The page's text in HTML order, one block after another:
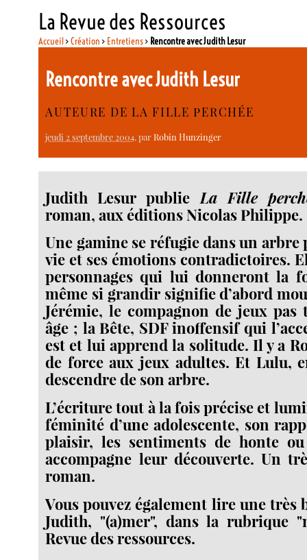
La Revue des Ressources
Accueil>Création > Entretiens> Rencontre avec Judith Lesur
Rencontre avec Judith Lesur
AUTEURE DE LA FILLE PERCHÉE
jeudi 2 septembre 2004, parRobin Hunzinger
Judith Lesur publie La Fille
roman, aux éditions Nicolas Philippe.
Une gamine se réfugie dans un arbre
vie et ses émotions contradictoires.
personnages qui lui donneront la
même si grandir signifie d’abord
Jérémie, le compagnon de jeux
âge ; la Bête, SDF inoffensif qui
est et lui apprend la solitude. Il y a
de force aux jeux adultes. Et Lulu,
descendre de son arbre.
L’écriture tout à la fois précise et
féminité d’une adolescente, son
plaisir, les sentiments de honte
accompagne leur découverte. Un
roman.
Vous pouvez également lire une très
Judith, "(a)mer", dans la rubrique
Revue des ressources.